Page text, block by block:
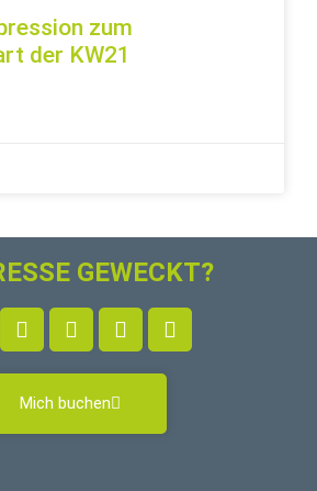
zum
der KW21
GEWECKT?
Mich buchen